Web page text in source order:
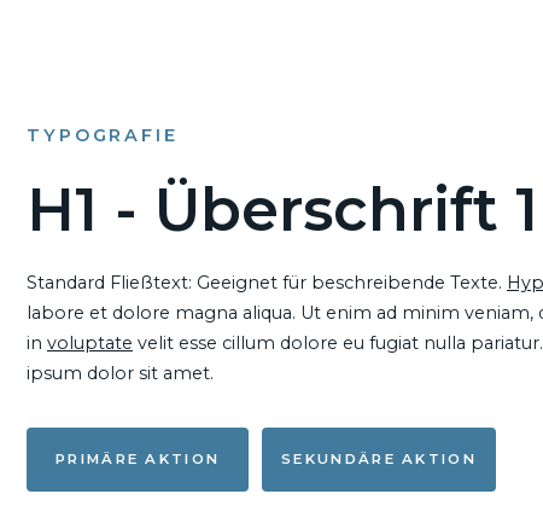
TYPOGRAFIE
H1 - Überschrift 1
Standard Fließtext: Geeignet für beschreibende Texte.
labore et dolore magna aliqua. Ut enim ad minim
in voluptate velit esse cillum dolore eu fugiat nulla
ipsum dolor sit amet.
PRIMÄRE AKTION SEKUNDÄRE AKTION